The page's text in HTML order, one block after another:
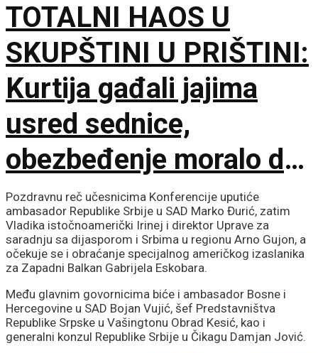
partneri
TOTALNI HAOS U
SKUPŠTINI U PRIŠTINI:
Kurtija gađali jajima
usred sednice,
obezbeđenje moralo da
interveniše
Pozdravnu reč učesnicima Konferencije uputiće
ambasador Republike Srbije u SAD Marko Đurić, zatim
Vladika istočnoamerički Irinej i direktor Uprave za
saradnju sa dijasporom i Srbima u regionu Arno Gujon, a
očekuje se i obraćanje specijalnog američkog izaslanika
za Zapadni Balkan Gabrijela Eskobara.
Među glavnim govornicima biće i ambasador Bosne i
Hercegovine u SAD Bojan Vujić, šef Predstavništva
Republike Srpske u Vašingtonu Obrad Kesić, kao i
generalni konzul Republike Srbije u Čikagu Damjan Jović.